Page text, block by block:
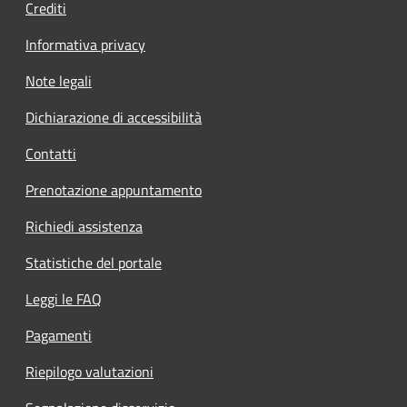
Crediti
Informativa privacy
Note legali
Dichiarazione di accessibilità
Contatti
Prenotazione appuntamento
Richiedi assistenza
Statistiche del portale
Leggi le FAQ
Pagamenti
Riepilogo valutazioni